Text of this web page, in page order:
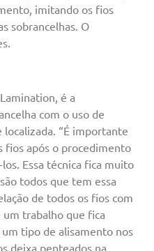
imitando os fios
sobrancelhas. O
é a
com o uso de
localizada. “É importante
fios após o procedimento
Essa técnica fica muito
todos que tem essa
de todos os fios com
trabalho que fica
tipo de alisamento nos
deixa penteados na